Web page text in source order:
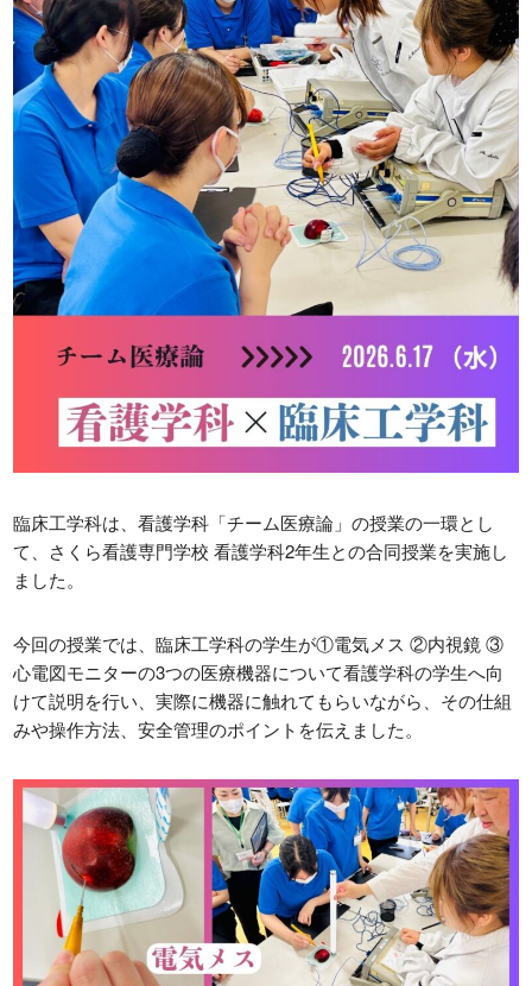
学校法人東洋育英会
〒329-1321 栃木県さくら市馬場410
TEL: 028-681-1301 / FAX: 028-681-1304
総合型選抜
学費
特待生制度
資格・経歴による学費給付制度
各種制度
留学生用パンフレット
留学生募集要項
→留学生募集要項(PDF)
留学生対象 学校紹介動画
WEB個別相談または来校型個
別相談はこちら
日本学生支援機構
さくら看護専門学校
臨床工学科は、看護学科「チーム医療論」の授業の一環とし
て、さくら看護専門学校 看護学科2年生との合同授業を実施し
ました。
今回の授業では、臨床工学科の学生が①電気メス ②内視鏡 ③
心電図モニターの3つの医療機器について看護学科の学生へ向
けて説明を行い、実際に機器に触れてもらいながら、その仕組
みや操作方法、安全管理のポイントを伝えました。